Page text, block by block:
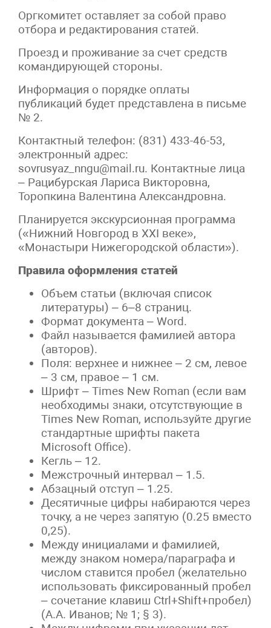
Оргкомитет оставляет за собой право
отбора и редактирования статей.
Проезд и проживание за счет средств
командирующей стороны.
Информация о порядке оплаты
публикаций будет представлена в письме
№ 2.
Контактный телефон: (831) 433-46-53,
электронный адрес:
sovrusyaz_nngu@mail.ru. Контактные лица
– Рацибурская Лариса Викторовна,
Торопкина Валентина Александровна.
Планируется экскурсионная программа
(«Нижний Новгород в XXI веке»,
«Монастыри Нижегородской области»).
Правила оформления статей
Объем статьи (включая список
литературы) – 6–8 страниц.
Формат документа – Word.
Файл называется фамилией автора
(авторов).
Поля: верхнее и нижнее – 2 см, левое
– 3 см, правое – 1 см.
Шрифт – Times New Roman (если вам
необходимы знаки, отсутствующие в
Times New Roman, используйте другие
стандартные шрифты пакета
Microsoft Office).
Кегль – 12.
Межстрочный интервал – 1.5.
Абзацный отступ – 1.25.
Десятичные цифры набираются через
точку, а не через запятую (0.25 вместо
0,25).
Между инициалами и фамилией,
между знаком номера/параграфа и
числом ставится пробел (желательно
использовать фиксированный пробел
– сочетание клавиш Ctrl+Shift+пробел)
(А.А. Иванов; № 1; § 3).